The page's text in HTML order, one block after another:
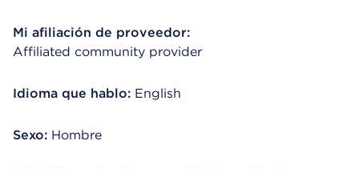
Mi afiliación de proveedor:
Affiliated community provider
Idioma que hablo: English
Sexo: Hombre